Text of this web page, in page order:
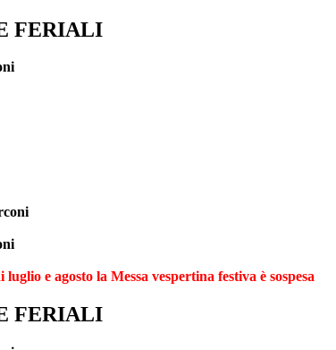
FERIALI
luglio e agosto la Messa vespertina festiva è sospesa
FERIALI